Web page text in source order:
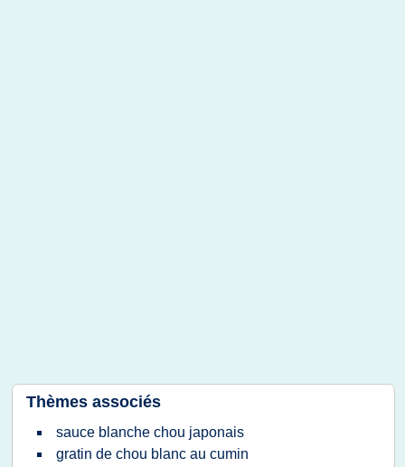
Thèmes associés
sauce blanche chou japonais
gratin de chou blanc au cumin